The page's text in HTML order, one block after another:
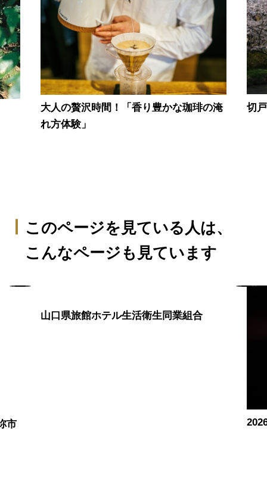
大人の贅沢時間！「香り豊かな珈琲の淹
れ方体験」
切
このページを見ている人は、
こんなページも見ています
市
山口県旅館ホテル生活衛生同業組合